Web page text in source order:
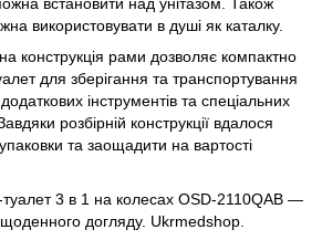
використовувати в душі як каталку.
конструкція рами дозволяє компактно
для зберігання та транспортування
інструментів та спеціальних
розбірній конструкції вдалося
та заощадити на вартості